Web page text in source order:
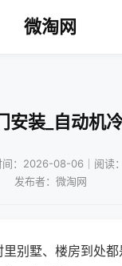
微淘网
安装_自动机
间：2026-08-06｜阅读
发布者：微淘网
别墅、楼房到处